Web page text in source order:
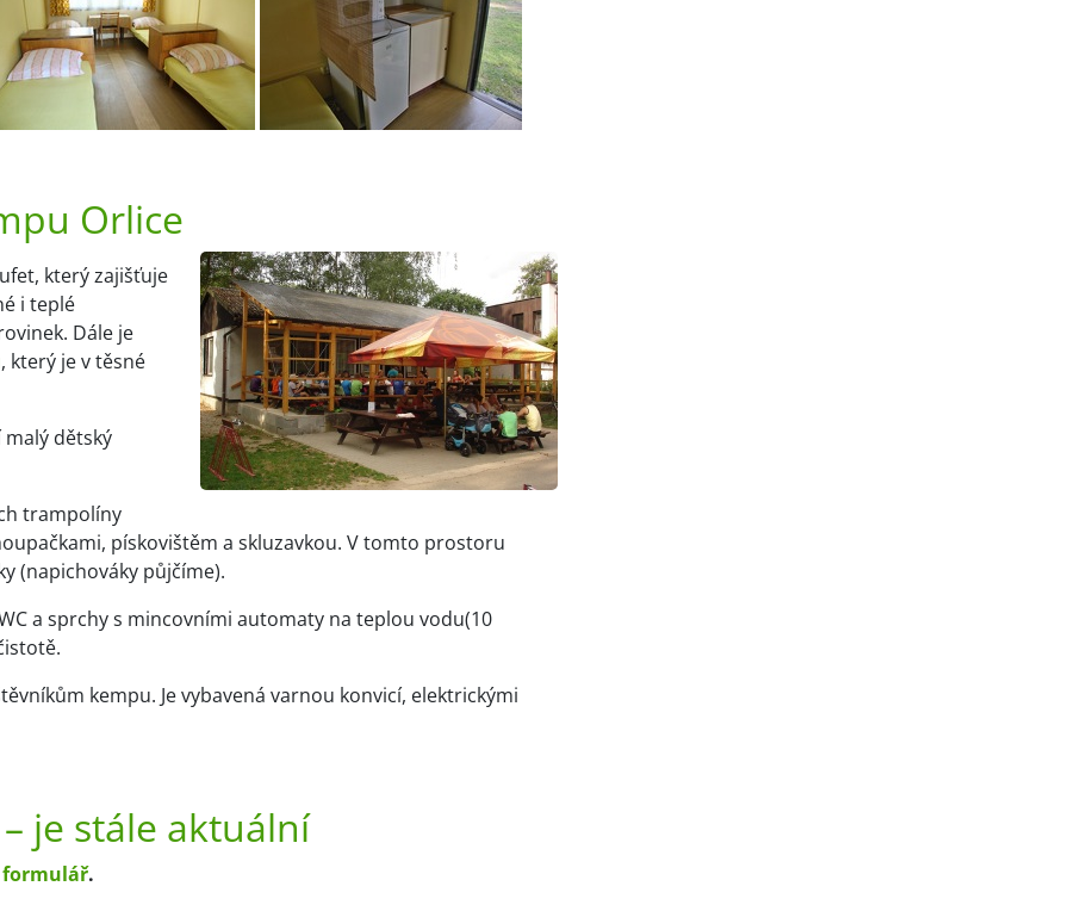
Orlice
který zajišťuje
i teplé
Dále je
, který je v těsné
dětský
trampolíny
pískovištěm a skluzavkou. V tomto prostoru
(napichováky půjčíme).
a sprchy s mincovními automaty na teplou vodu(10
kempu. Je vybavená varnou konvicí, elektrickými
je stále aktuální
formulář.